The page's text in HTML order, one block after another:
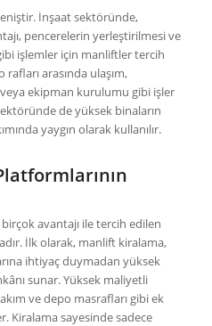
İnşaat sektöründe,
pencerelerin yerleştirilmesi ve
işlemler için manliftler tercih
arasında ulaşım,
ekipman kurulumu gibi işler
de yüksek binaların
yaygın olarak kullanılır.
birçok avantajı ile tercih edilen
İlk olarak, manlift kiralama,
ihtiyaç duymadan yüksek
sunar. Yüksek maliyetli
ve depo masrafları gibi ek
Kiralama sayesinde sadece